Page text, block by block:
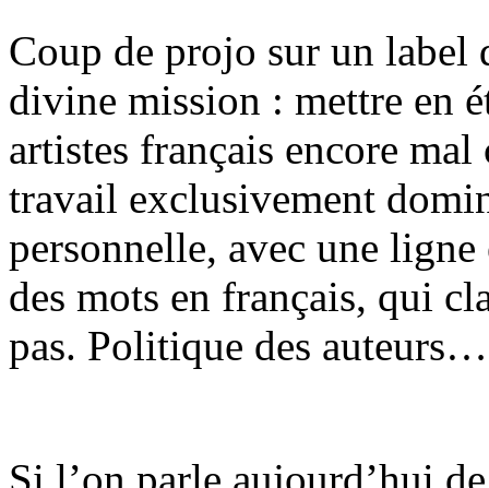
Coup de projo sur un label
divine mission : mettre en
artistes français encore
travail exclusivement
personnelle, avec une
des mots en français, qui
pas. Politique des auteurs…
Si l’on parle aujourd’hui